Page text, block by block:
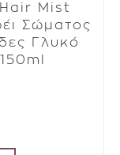
Mist
Σώματος
Γλυκό